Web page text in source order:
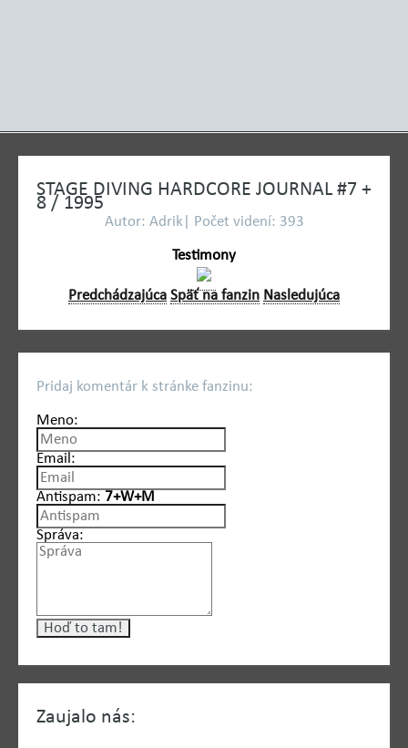
Zaujalo nás:
STAGE DIVING HARDCORE JOURNAL #7 +
8 / 1995
Autor: Adrik| Počet videní: 393
Testimony
Predchádzajúca Späť na fanzin Nasledujúca
Pridaj komentár k stránke fanzinu:
Meno:
Email:
Antispam: 7+W+M
Správa: